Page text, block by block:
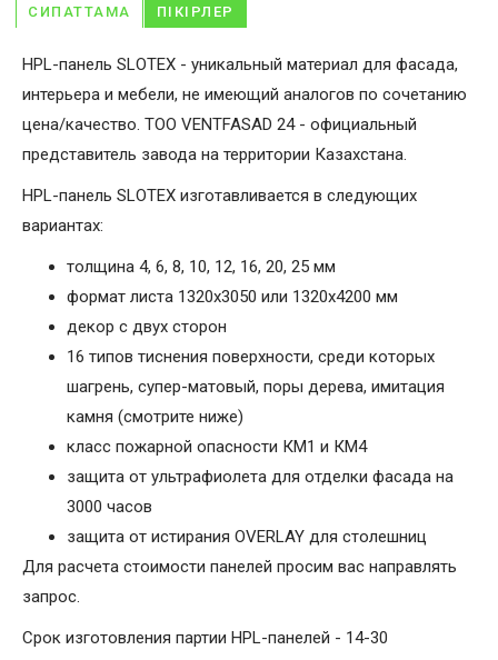
СИПАТТАМА ПІКІРЛЕР
HPL-панель SLOTEX - уникальный материал для фасада,
интерьера и мебели, не имеющий аналогов по сочетанию
цена/качество. ТОО VENTFASAD 24 - официальный
представитель завода на территории Казахстана.
HPL-панель SLOTEX изготавливается в следующих
вариантах:
толщина 4, 6, 8, 10, 12, 16, 20, 25 мм
формат листа 1320х3050 или 1320х4200 мм
декор с двух сторон
16 типов тиснения поверхности, среди которых
шагрень, супер-матовый, поры дерева, имитация
камня (смотрите ниже)
класс пожарной опасности КМ1 и КМ4
защита от ультрафиолета для отделки фасада на
3000 часов
защита от истирания OVERLAY для столешниц
Для расчета стоимости панелей просим вас направлять
запрос.
Срок изготовления партии HPL-панелей - 14-30